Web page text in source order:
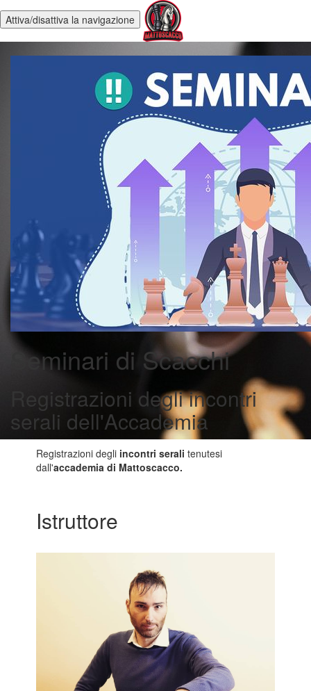
Attiva/disattiva la navigazione
Seminari di Scacchi
Registrazioni degli incontri
serali dell'Accademia
Registrazioni degli incontri seralitenutesi
dall'accademia di Mattoscacco.
Istruttore